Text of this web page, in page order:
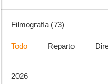
Filmografía (73)
Todo Reparto
2026